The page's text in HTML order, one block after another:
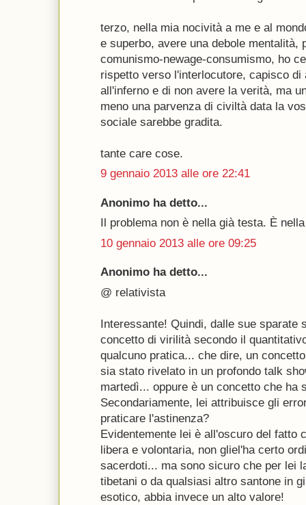
terzo, nella mia nocività a me e al
e superbo, avere una debole mentalità,
comunismo-newage-consumismo, ho
rispetto verso l'interlocutore, capisco di
all'inferno e di non avere la verità, ma
meno una parvenza di civiltà data la
sociale sarebbe gradita.
tante care cose.
9 gennaio 2013 alle ore 22:41
Anonimo ha detto...
Il problema non è nella già testa. È
10 gennaio 2013 alle ore 09:25
Anonimo ha detto...
@ relativista
Interessante! Quindi, dalle sue sparate
concetto di virilità secondo il
qualcuno pratica... che dire, un
sia stato rivelato in un profondo talk
martedì... oppure è un concetto che ha
Secondariamente, lei attribuisce gli
praticare l'astinenza?
Evidentemente lei è all'oscuro del fatto
libera e volontaria, non gliel'ha certo
sacerdoti... ma sono sicuro che per lei
tibetani o da qualsiasi altro santone in
esotico, abbia invece un alto valore!